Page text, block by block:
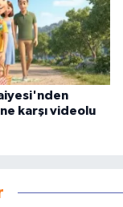
karşı videolu